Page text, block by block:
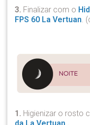
3. Finalizar com o
FPS 60 La Vertuan.
1. Higienizar o rosto